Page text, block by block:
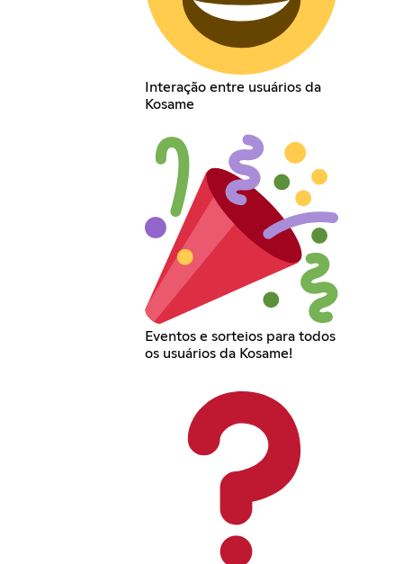
Interação entre usuários da
Kosame
Eventos e sorteios para todos
os usuários da Kosame!